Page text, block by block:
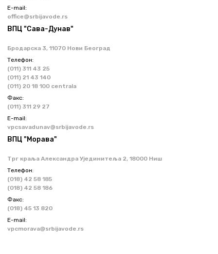
Е-mail:
office@srbijavode.rs
ВПЦ "Сава-Дунав"
Бродарска 3, 11070 Нови Београд
Телефон:
(011) 311 43 25
(011) 21 43 140
(011) 20 18 100 centrala
Факс:
(011) 311 29 27
Е-mail:
vpcsavadunav@srbijavode.rs
ВПЦ "Морава"
Трг краља Александра Ујединитеља 2, 18000 Ниш
Телефон:
(018) 42 58 185
(018) 42 58 186
Факс:
(018) 45 13 820
Е-mail:
vpcmorava@srbijavode.rs